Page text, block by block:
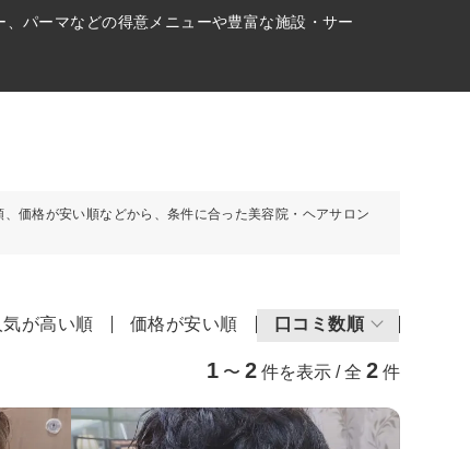
パーマなどの得意メニューや豊富な施設・サー
、価格が安い順などから、条件に合った美容院・ヘアサロン
気が高い順 価格が安い順 口コミ数順
1 〜 2 件を表示 / 全 2 件